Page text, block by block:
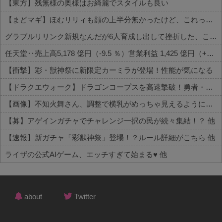
【東方】残無様の奥様はお綺麗でスタイルも良い
【まどマギ】ほむリリィも顔の上半分無かったけど、これって何かの伏線だったりするのかな…
グラブルリリンク新規なんだが6人育成し出して挫折した、これ全キャラ育成するのにどんだけかかるの？
任天堂‥売上高5,178 億円（-9.5 ％）営業利益 1,425 億円（+150.5 %）
【衝撃】彩・獣神祭に新限定カーミラが登場！性能が気になる
【ドラクエウォーク】ドラゴンコープスを高速撃破！勇者・クロノス・月輪など攻略編成まとめ 他
【画像】不知火舞さん、調整で横乳がめっちゃ見えるようになるｗｗｗｗｗｗ 他
【募】アゲインガチャでチャレンジ一択の民が続々集結！？ 他
【速報】新ガチャ「彩獣神祭」登場！？ルール詳細がこちら 他
ライザの公式AIゲーム、エッチすぎて始まる♥ 他
Powered by livedoor 相互RSS
about Twitter